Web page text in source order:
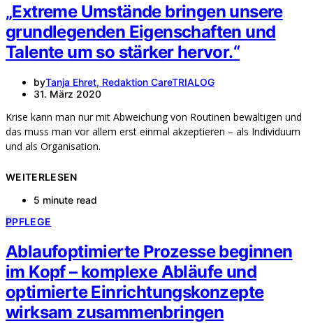
„Extreme Umstände bringen unsere
grundlegenden Eigenschaften und
Talente um so stärker hervor.“
byTanja Ehret, Redaktion CareTRIALOG
31. März 2020
Krise kann man nur mit Abweichung von Routinen bewältigen und
das muss man vor allem erst einmal akzeptieren – als Individuum
und als Organisation.
WEITERLESEN
5 minute read
PPFLEGE
Ablaufoptimierte Prozesse beginnen
im Kopf – komplexe Abläufe und
optimierte Einrichtungskonzepte
wirksam zusammenbringen